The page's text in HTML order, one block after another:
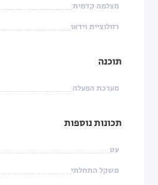
מצלמה קדמית
רזולוציית וידאו
תוכנה
מערכת הפעלה
תכונות נוספות
עט
משקל התחלתי